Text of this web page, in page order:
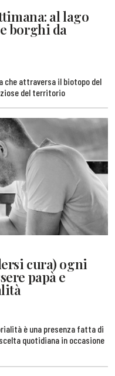
al lago
borghi da
che attraversa il biotopo del
del territorio
cura) ogni
papà e
è una presenza fatta di
quotidiana in occasione